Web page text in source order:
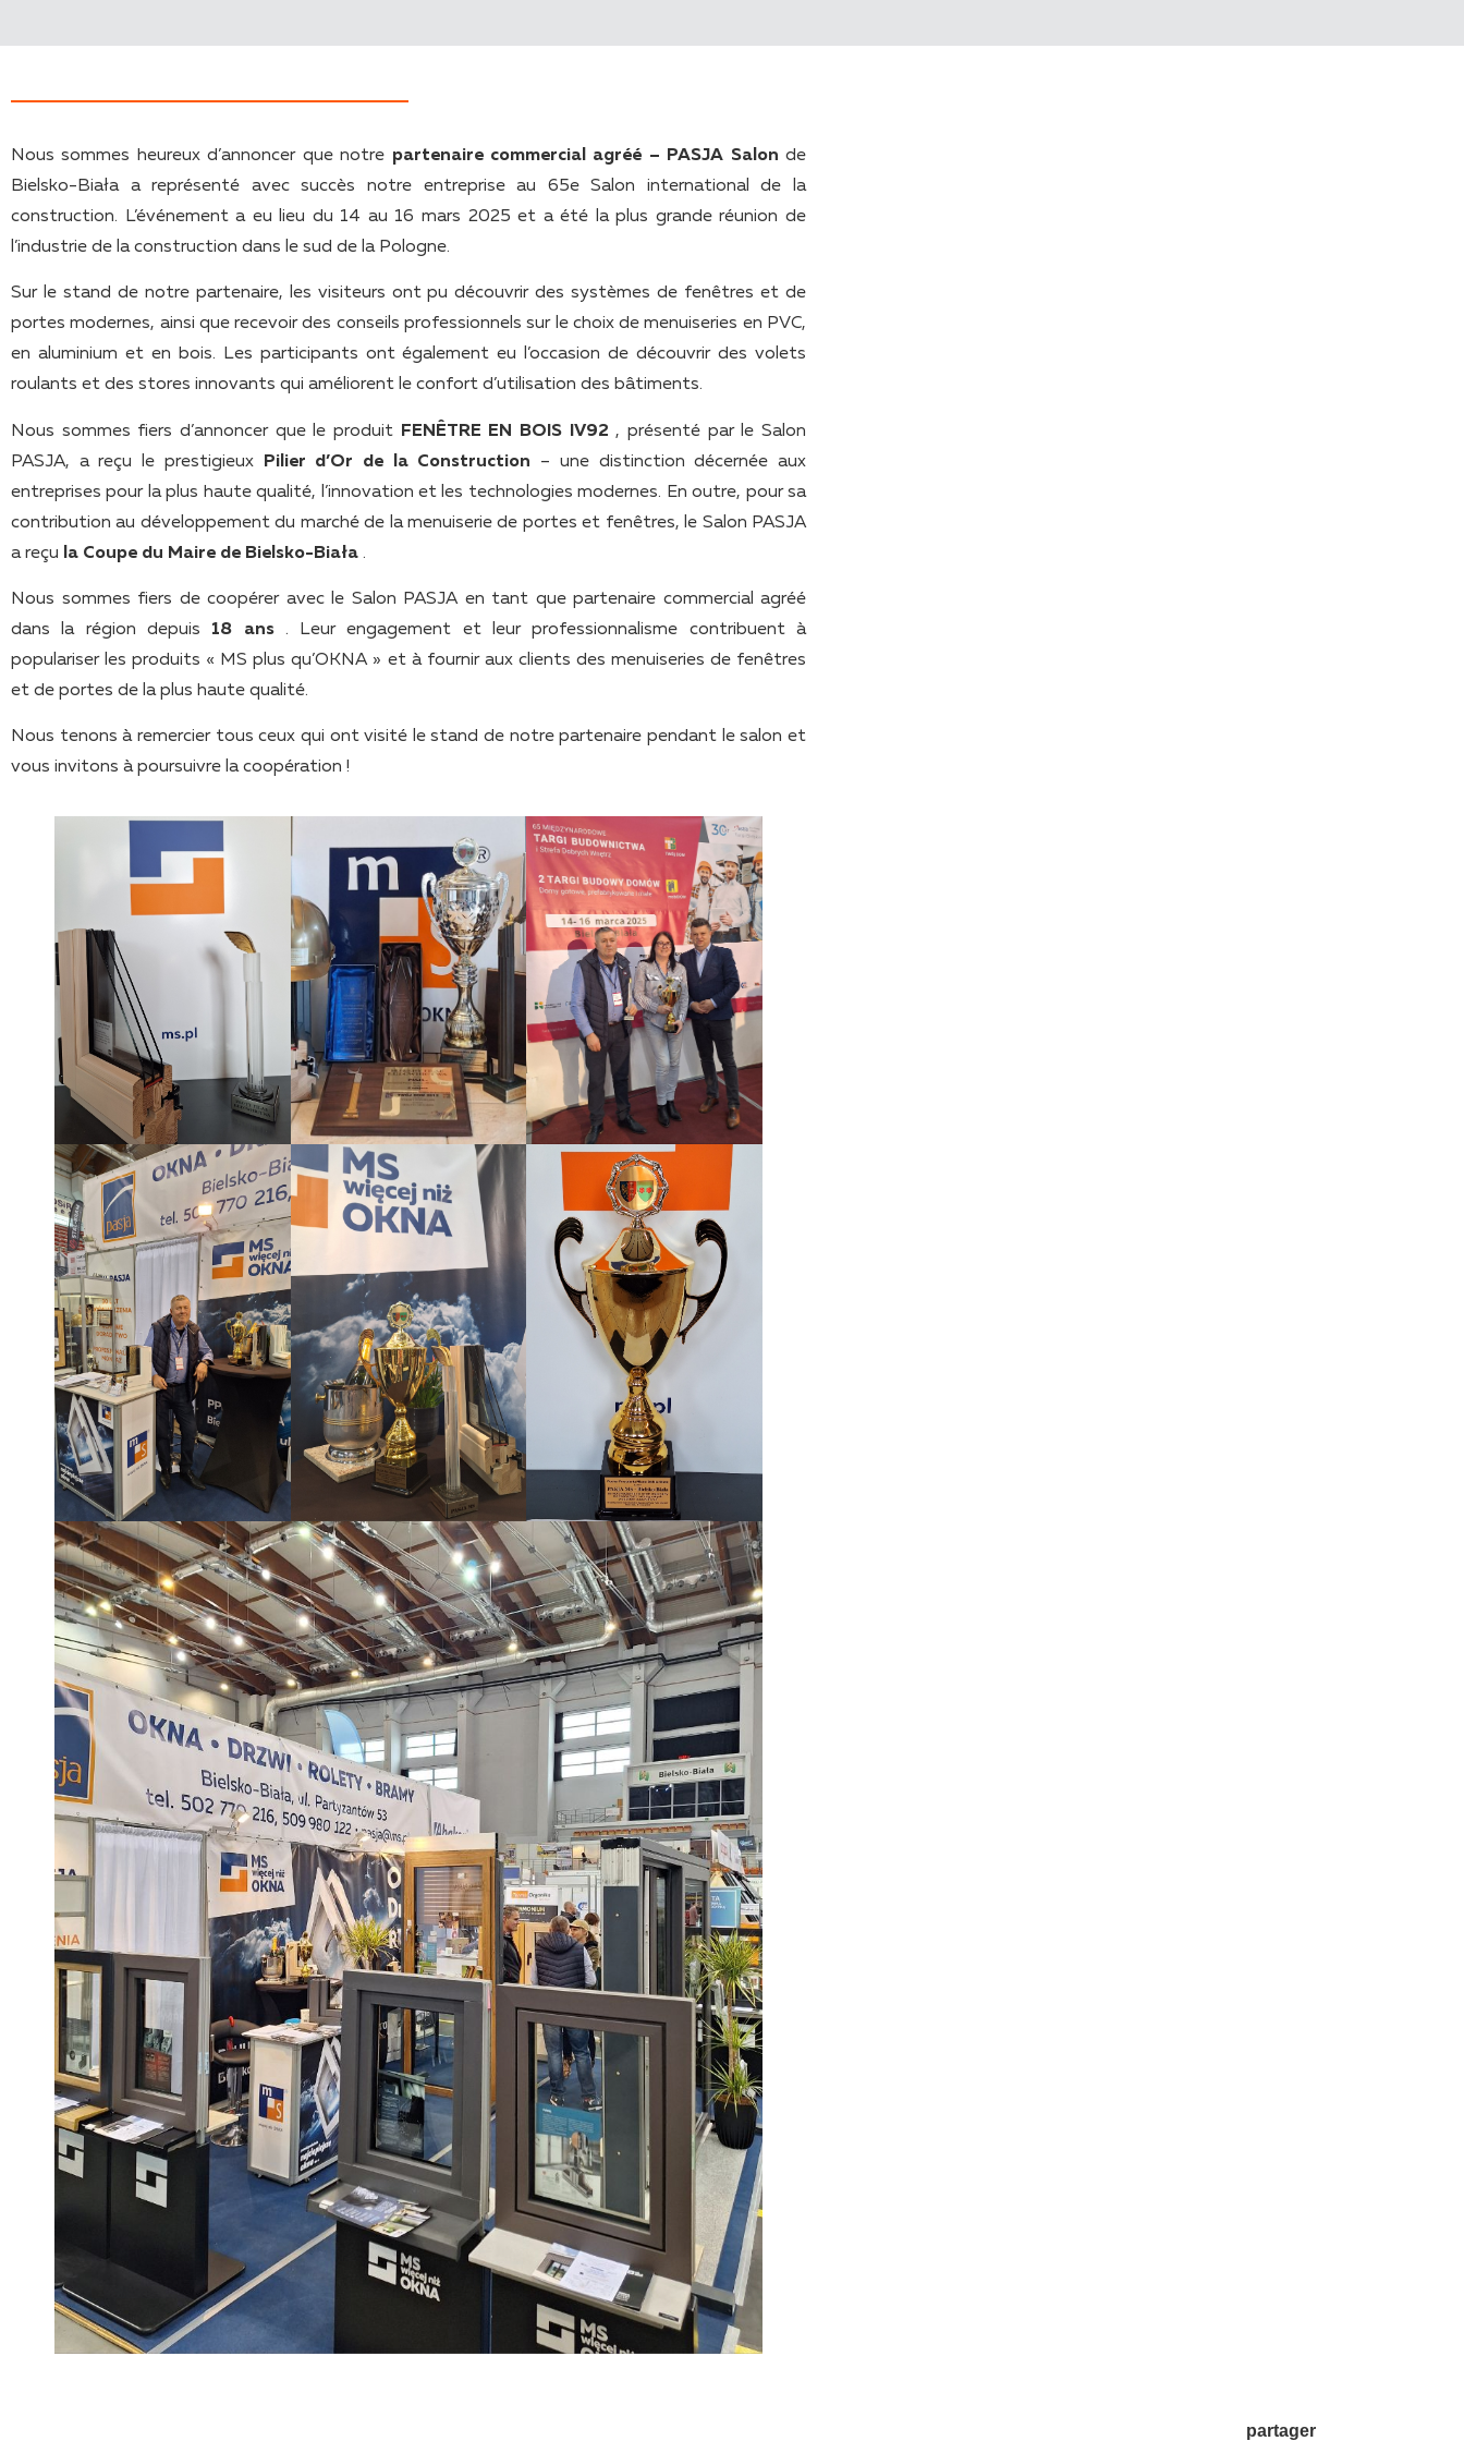
Nous sommes heureux d’annoncer que notre partenaire commercial agréé – PASJA Salon de
Bielsko-Biała a représenté avec succès notre entreprise au 65e Salon international de la
construction. L’événement a eu lieu du 14 au 16 mars 2025 et a été la plus grande réunion de
l’industrie de la construction dans le sud de la Pologne.
Sur le stand de notre partenaire, les visiteurs ont pu découvrir des systèmes de fenêtres et de
portes modernes, ainsi que recevoir des conseils professionnels sur le choix de menuiseries en PVC,
en aluminium et en bois. Les participants ont également eu l’occasion de découvrir des volets
roulants et des stores innovants qui améliorent le confort d’utilisation des bâtiments.
Nous sommes fiers d’annoncer que le produit FENÊTRE EN BOIS IV92 , présenté par le Salon
PASJA, a reçu le prestigieux
Pilier d’Or de la Construction – une distinction décernée aux
entreprises pour la plus haute qualité, l’innovation et les technologies modernes. En outre, pour sa
contribution au développement du marché de la menuiserie de portes et fenêtres, le Salon PASJA
a reçu
la Coupe du Maire de Bielsko-Biała .
Nous sommes fiers de coopérer avec le Salon PASJA en tant que partenaire commercial agréé
dans la région depuis 18 ans. Leur engagement et leur professionnalisme contribuent à
populariser les produits « MS plus qu’OKNA » et à fournir aux clients des menuiseries de fenêtres
et de portes de la plus haute qualité.
Nous tenons à remercier tous ceux qui ont visité le stand de notre partenaire pendant le salon et
vous invitons à poursuivre la coopération !
partager